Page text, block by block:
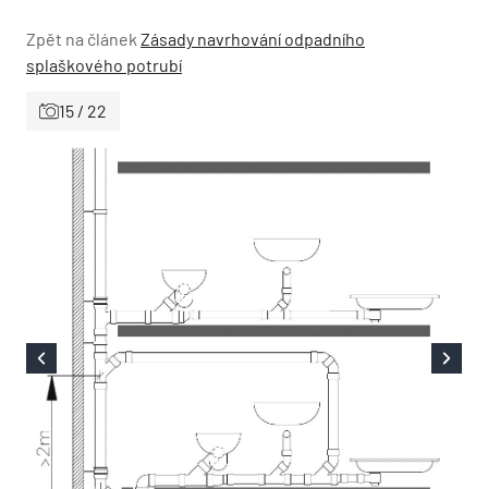
Zpět na článek Zásady navrhování odpadního
splaškového potrubí
15 / 22